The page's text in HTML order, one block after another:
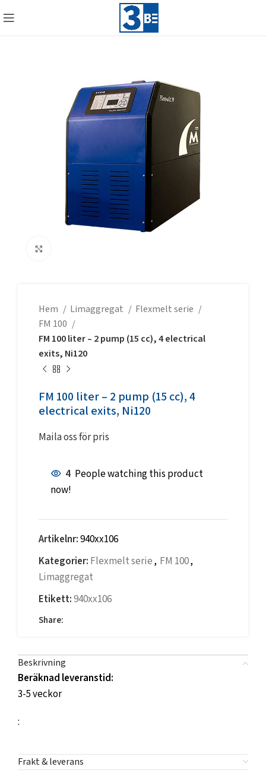
Hem Limaggregat
Flexmelt serie
FM 100
FM 100 liter – 2 pump (15 cc), 4 electrical
exits, Ni120
FM 100 liter – 2 pump (15 cc), 4
electrical exits, Ni120
Maila oss för pris
4 People watching this product
now!
Artikelnr:940xx106
Kategorier: Flexmelt serie, FM 100,
Limaggregat
Etikett:940xx106
Share:
Beskrivning
Beräknad leveranstid:
3-5 veckor
:
Frakt & leverans